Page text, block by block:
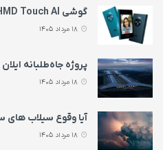
گوشی HMD Touch AI وارد بازار جهانی می‌ شود
پروژه جاه‌طلبانه
آیا وقوع سیلاب های